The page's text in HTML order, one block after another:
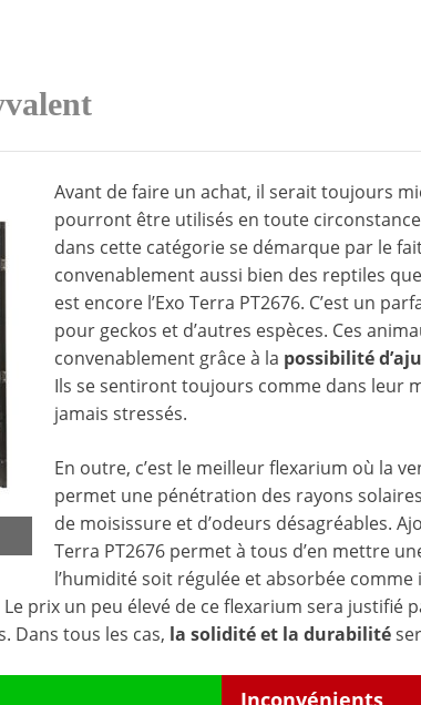
Avant de faire un achat, il serait toujours
pourront être utilisés en toute
dans cette catégorie se démarque par le
convenablement aussi bien des reptiles
est encore l’Exo Terra PT2676. C’est un
pour geckos et d’autres espèces. Ces
convenablement grâce à la possibilité
Ils se sentiront toujours comme dans leur
jamais stressés.
En outre, c’est le meilleur flexarium où la
permet une pénétration des rayons
de moisissure et d’odeurs désagréables.
Terra PT2676 permet à tous d’en mettre
l’humidité soit régulée et absorbée comme
prix un peu élevé de ce flexarium sera justifié
Dans tous les cas, la solidité et la durabilité